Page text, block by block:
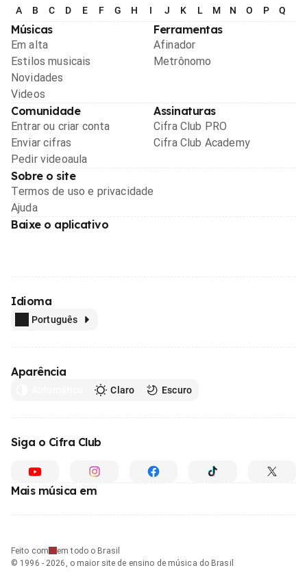
A B C D E F G H I J K L M N O P Q
Músicas
Em alta
Estilos musicais
Novidades
Videos
Ferramentas
Afinador
Metrônomo
Comunidade
Entrar ou criar conta
Enviar cifras
Pedir videoaula
Assinaturas
Cifra Club PRO
Cifra Club Academy
Sobre o site
Termos de uso e privacidade
Ajuda
Baixe o aplicativo
Idioma
Português
Aparência
Claro Escuro
Siga o Cifra Club
Mais música em
Feito com
em todo o Brasil
© 1996 - 2026, o maior site de ensino de música do Brasil